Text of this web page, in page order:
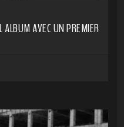
AVEC UN PREMIER